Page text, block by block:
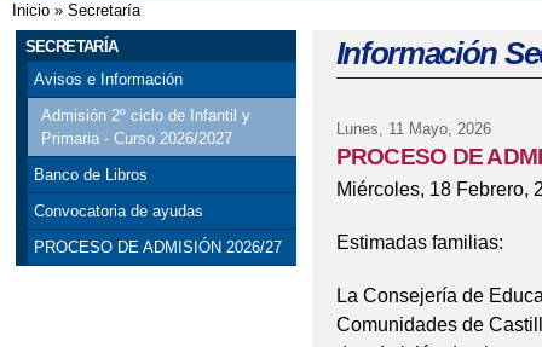
Se encuentra usted aquí
Inicio » Secretaría
SECRETARÍA
Avisos e Información
Admisión 2º ciclo de Infantil y
Primaria - Curso 2026/2027
Banco de Libros
Convocatoria de ayudas
PROCESO DE ADMISIÓN 2026/27
Información
Lunes, 11 Mayo, 2026
PROCESO DE
Miércoles, 18 Febrero,
Estimadas familias:
La Consejería de
Comunidades de